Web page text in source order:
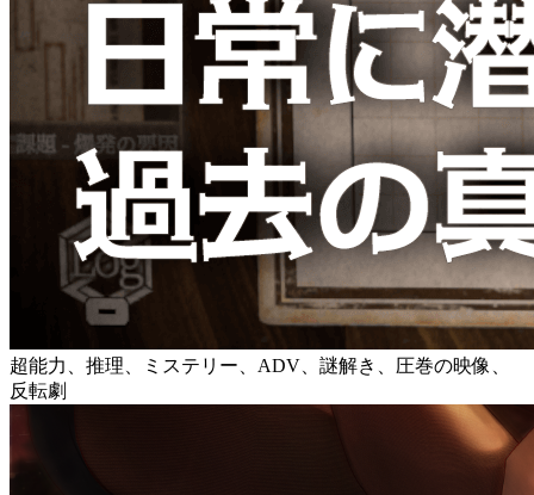
超能力、推理、ミステリー、ADV、謎解き、圧巻の映像、
反転劇